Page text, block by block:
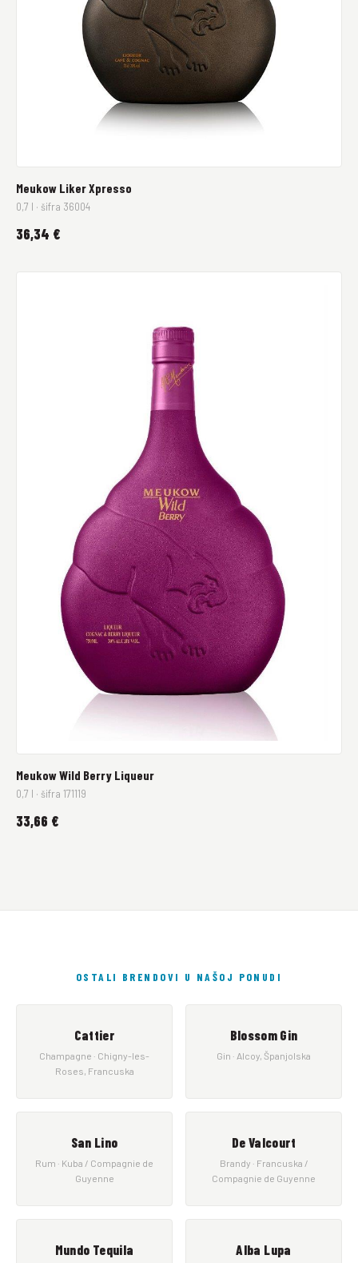
Meukow Liker Xpresso
0,7 l · šifra 36004
36,34 €
Meukow Wild Berry Liqueur
0,7 l · šifra 171119
33,66 €
OSTALI BRENDOVI U NAŠOJ PONUDI
Cattier
Champagne · Chigny-les-
Roses, Francuska
Blossom Gin
Gin · Alcoy, Španjolska
San Lino
Rum · Kuba / Compagnie de
Guyenne
De Valcourt
Brandy · Francuska /
Compagnie de Guyenne
Mundo Tequila Alba Lupa